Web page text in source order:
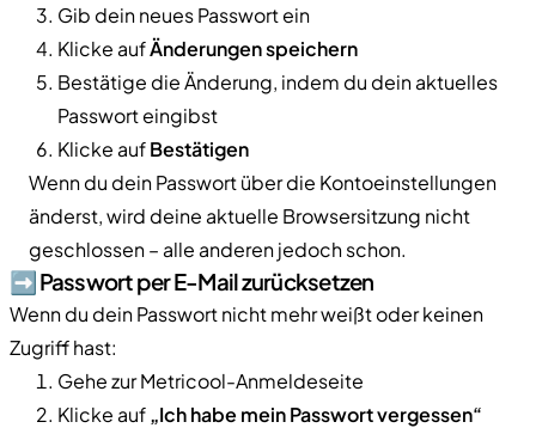
Gib dein neues Passwort ein
Klicke aufÄnderungen speichern
Bestätige die Änderung, indem du dein aktuelles
Passwort eingibst
Klicke aufBestätigen
Wenn du dein Passwort über die Kontoeinstellungen
änderst, wird deine aktuelle Browsersitzung nicht
geschlossen – alle anderen jedoch schon.
➡️ Passwort per E-Mail zurücksetzen
Wenn du dein Passwort nicht mehr weißt oder keinen
Zugriff hast:
Gehe zur Metricool-Anmeldeseite
Klicke auf„Ich habe mein Passwort vergessen“